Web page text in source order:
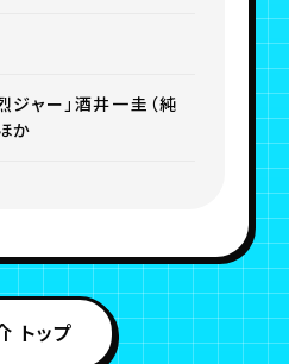
ジャー」酒井一圭（純
か
トップ